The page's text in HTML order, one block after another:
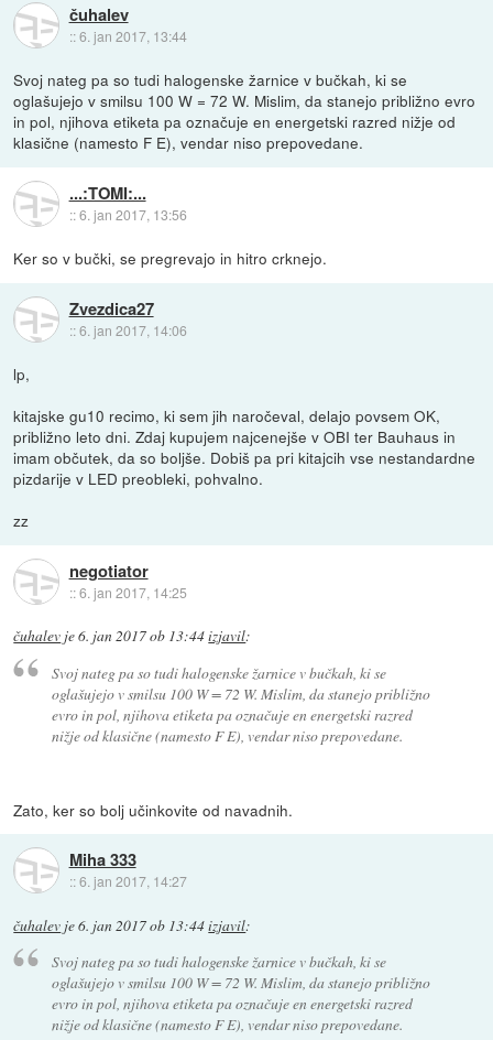
čuhalev
::6. jan 2017, 13:44
Svoj nateg pa so tudi halogenske žarnice v bučkah, ki se
oglašujejo v smilsu 100 W = 72 W. Mislim, da stanejo približno evro
in pol, njihova etiketa pa označuje en energetski razred nižje od
klasične (namesto F E), vendar niso prepovedane.
...:TOMI:...
::6. jan 2017, 13:56
Ker so v bučki, se pregrevajo in hitro crknejo.
Zvezdica27
::6. jan 2017, 14:06
lp,
kitajske gu10 recimo, ki sem jih naročeval, delajo povsem OK,
približno leto dni. Zdaj kupujem najcenejše v OBI ter Bauhaus in
imam občutek, da so boljše. Dobiš pa pri kitajcih vse nestandardne
pizdarije v LED preobleki, pohvalno.
zz
negotiator
::6. jan 2017, 14:25
čuhalev je6. jan 2017 ob 13:44izjavil:
Svoj nateg pa so tudi halogenske žarnice v bučkah, ki se
oglašujejo v smilsu 100 W = 72 W. Mislim, da stanejo približno
evro in pol, njihova etiketa pa označuje en energetski razred
nižje od klasične (namesto F E), vendar niso prepovedane.
Zato, ker so bolj učinkovite od navadnih.
Miha 333
::6. jan 2017, 14:27
čuhalev je6. jan 2017 ob 13:44izjavil:
Svoj nateg pa so tudi halogenske žarnice v bučkah, ki se
oglašujejo v smilsu 100 W = 72 W. Mislim, da stanejo približno
evro in pol, njihova etiketa pa označuje en energetski razred
nižje od klasične (namesto F E), vendar niso prepovedane.